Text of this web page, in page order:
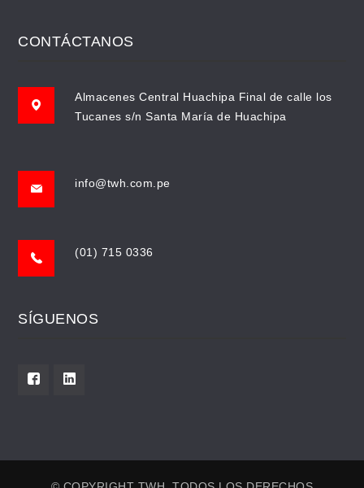
CONTÁCTANOS
Almacenes Central Huachipa Final de calle los
Tucanes s/n Santa María de Huachipa
info@twh.com.pe
(01) 715 0336
SÍGUENOS